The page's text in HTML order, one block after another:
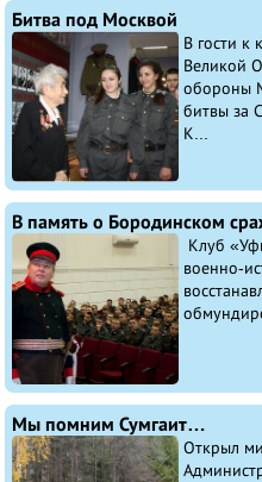
Битва под Москвой
В гости к
Великой
обороны
битвы за
К...
В память о Бородинском
Клуб
военно-
Мы помним Сумгаит…
Открыл